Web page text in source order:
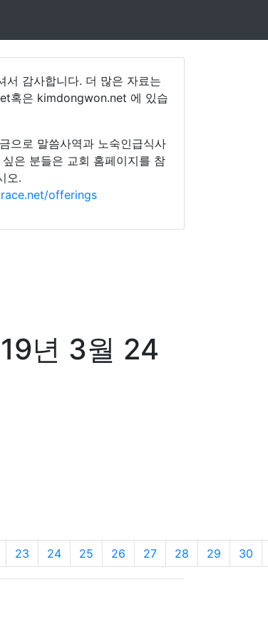
서 감사합니다. 더 많은 자료는
혹은 kimdongwon.net 에 있습
으로 말씀사역과 노숙인급식사
은 분들은 교회 홈페이지를 참
오.
offerings
년 3월 24
23 24 25 26 27 28 29 30